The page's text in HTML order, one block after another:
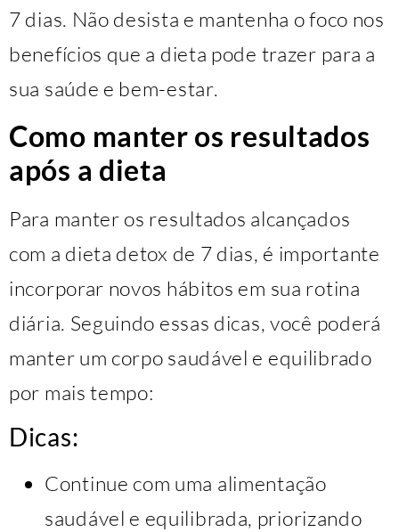
7 dias. Não desista e mantenha o foco nos
benefícios que a dieta pode trazer para a
sua saúde e bem-estar.
Como manter os resultados
após a dieta
Para manter os resultados alcançados
com a dieta detox de 7 dias, é importante
incorporar novos hábitos em sua rotina
diária. Seguindo essas dicas, você poderá
manter um corpo saudável e equilibrado
por mais tempo:
Dicas:
Continue com uma alimentação
saudável e equilibrada, priorizando